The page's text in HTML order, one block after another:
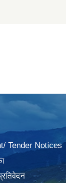
Tender Notices